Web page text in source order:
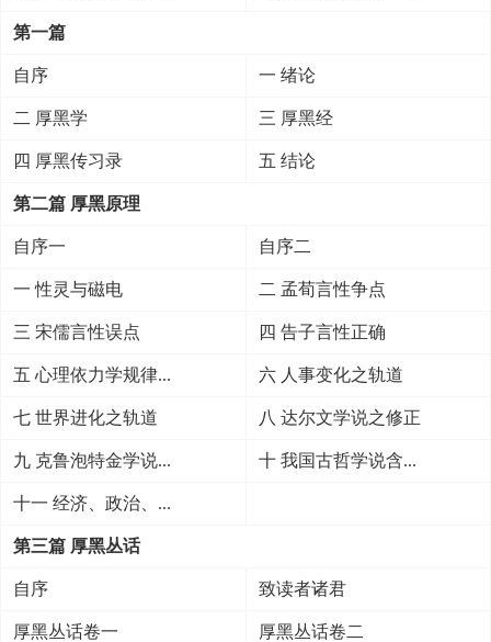
第一篇
自序 一 绪论
二 厚黑学 三 厚黑经
四 厚黑传习录 五 结论
第二篇 厚黑原理
自序一 自序二
一 性灵与磁电 二 孟荀言性争点
三 宋儒言性误点 四 告子言性正确
五 心理依力学规律... 六 人事变化之轨道
七 世界进化之轨道 八 达尔文学说之修正
九 克鲁泡特金学说... 十 我国古哲学说含...
十一 经济、政治、...
第三篇 厚黑丛话
自序 致读者诸君
厚黑丛话卷一 厚黑丛话卷二